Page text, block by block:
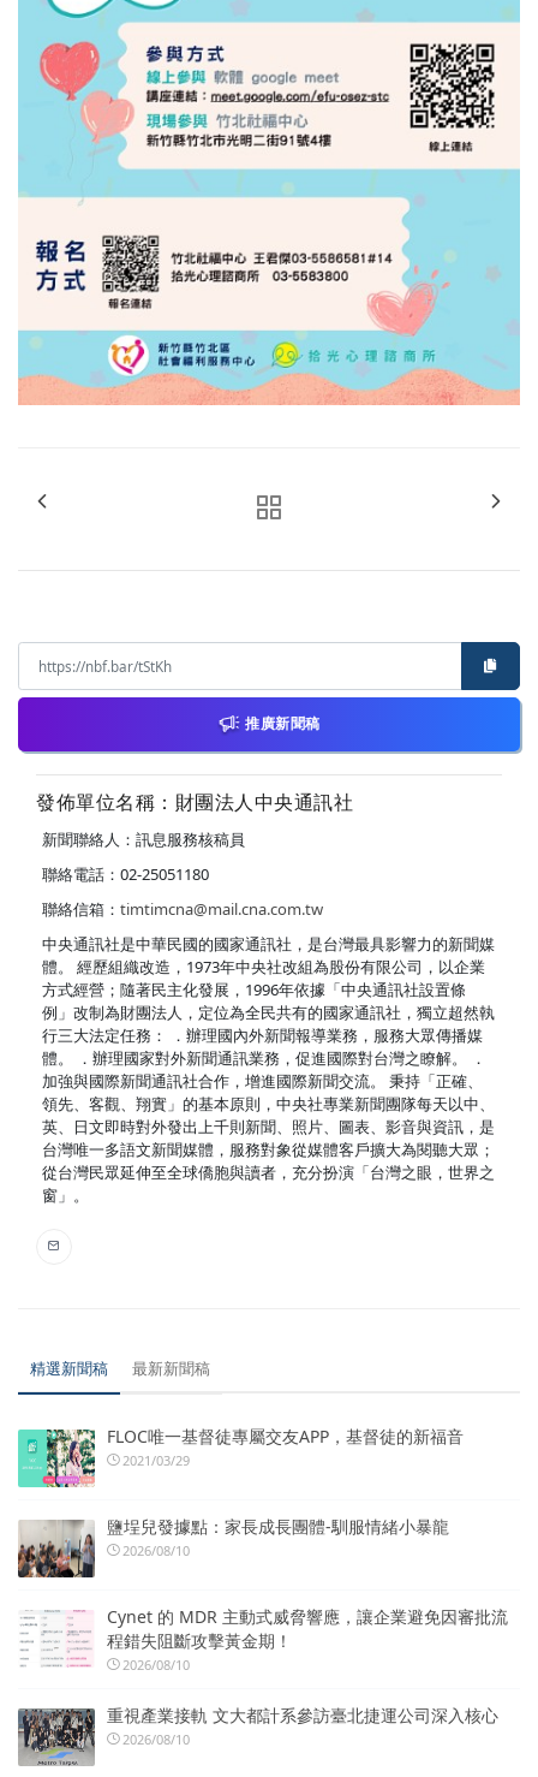
推廣新聞稿
發佈單位名稱：財團法人中央通訊社
新聞聯絡人：訊息服務核稿員
聯絡電話：02-25051180
聯絡信箱： timtimcna@mail.cna.com.tw
中央通訊社是中華民國的國家通訊社，是台灣最具影響力的新聞媒
體。 經歷組織改造，1973年中央社改組為股份有限公司，以企業
方式經營；隨著民主化發展，1996年依據「中央通訊社設置條
例」改制為財團法人，定位為全民共有的國家通訊社，獨立超然執
行三大法定任務： ．辦理國內外新聞報導業務，服務大眾傳播媒
體。 ．辦理國家對外新聞通訊業務，促進國際對台灣之瞭解。 ．
加強與國際新聞通訊社合作，增進國際新聞交流。 秉持「正確、
領先、客觀、翔實」的基本原則，中央社專業新聞團隊每天以中、
英、日文即時對外發出上千則新聞、照片、圖表、影音與資訊，是
台灣唯一多語文新聞媒體，服務對象從媒體客戶擴大為閱聽大眾；
從台灣民眾延伸至全球僑胞與讀者，充分扮演「台灣之眼，世界之
窗」。
精選新聞稿 最新新聞稿
FLOC唯一基督徒專屬交友APP，基督徒的新福音
2021/03/29
鹽埕兒發據點：家長成長團體-馴服情緒小暴龍
2026/08/10
Cynet 的 MDR 主動式威脅響應，讓企業避免因審批流
程錯失阻斷攻擊黃金期！
2026/08/10
重視產業接軌 文大都計系參訪臺北捷運公司深入核心
2026/08/10